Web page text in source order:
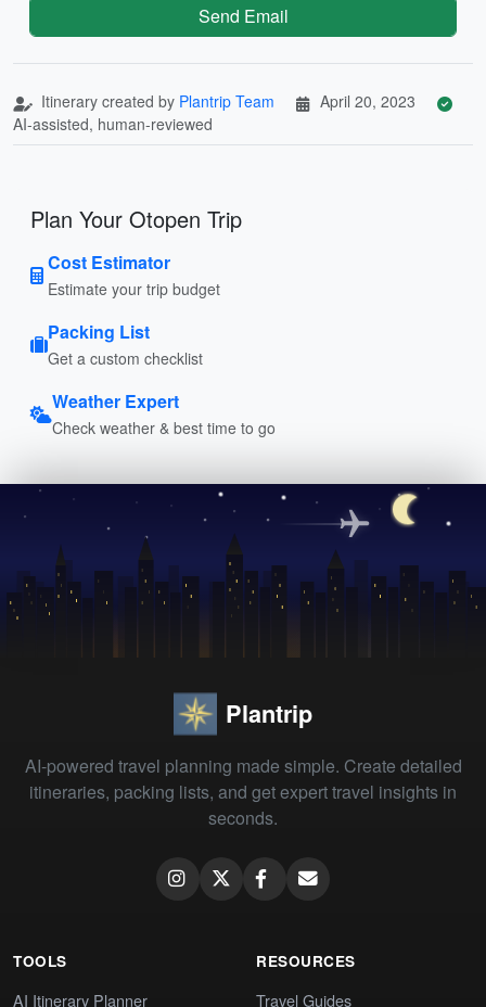
Send Email
Itinerary created by Plantrip Team
April 20, 2023
AI-assisted, human-reviewed
Plan Your Otopen Trip
Cost Estimator
Estimate your trip budget
Packing List
Get a custom checklist
Weather Expert
Check weather & best time to go
Plantrip
AI-powered travel planning made simple. Create detailed
itineraries, packing lists, and get expert travel insights in
seconds.
TOOLS
AI Itinerary Planner
RESOURCES
Travel Guides